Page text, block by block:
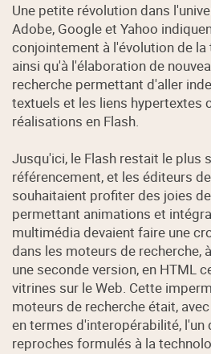
Une petite révolution dans
Adobe, Google et Yahoo
conjointement à l'évolution de la
ainsi qu'à l'élaboration de
recherche permettant d'aller
textuels et les liens hypertextes
réalisations en Flash.
Jusqu'ici, le Flash restait le plus
référencement, et les éditeurs
souhaitaient profiter des joies
permettant animations et
multimédia devaient faire une
dans les moteurs de recherche,
une seconde version, en HTML
vitrines sur le Web. Cette
moteurs de recherche était,
en termes d'interopérabilité, l'un
reproches formulés à la